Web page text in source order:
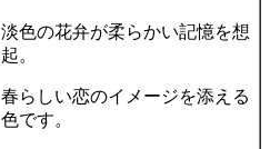
淡色の花弁が柔らかい記憶を想
起。
春らしい恋のイメージを添える
色です。